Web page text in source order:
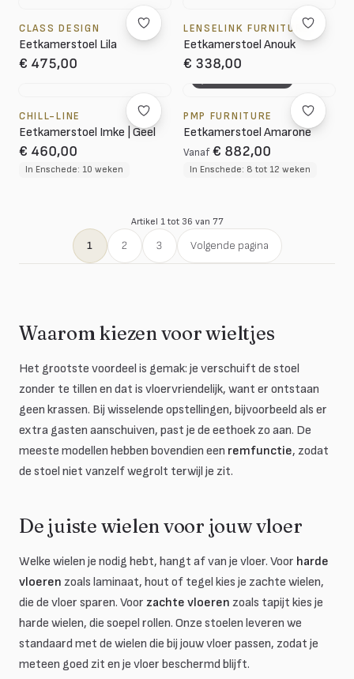
CLASS DESIGN
Eetkamerstoel Lila
€ 475,00
LENSELINK FURNITURE
Eetkamerstoel Anouk
€ 338,00
CHILL-LINE
Eetkamerstoel Imke | Geel
€ 460,00
In Enschede: 10 weken
PMP FURNITURE
Eetkamerstoel Amarone
Vanaf € 882,00
In Enschede: 8 tot 12 weken
Artikel 1 tot 36 van 77
1 2 3 Volgende pagina
Waarom kiezen voor wieltjes
Het grootste voordeel is gemak: je verschuift de stoel
zonder te tillen en dat is vloervriendelijk, want er ontstaan
geen krassen. Bij wisselende opstellingen, bijvoorbeeld als er
extra gasten aanschuiven, past je de eethoek zo aan. De
meeste modellen hebben bovendien een remfunctie, zodat
de stoel niet vanzelf wegrolt terwijl je zit.
De juiste wielen voor jouw vloer
Welke wielen je nodig hebt, hangt af van je vloer. Voor harde
vloeren zoals laminaat, hout of tegel kies je zachte wielen,
die de vloer sparen. Voor zachte vloeren zoals tapijt kies je
harde wielen, die soepel rollen. Onze stoelen leveren we
standaard met de wielen die bij jouw vloer passen, zodat je
meteen goed zit en je vloer beschermd blijft.